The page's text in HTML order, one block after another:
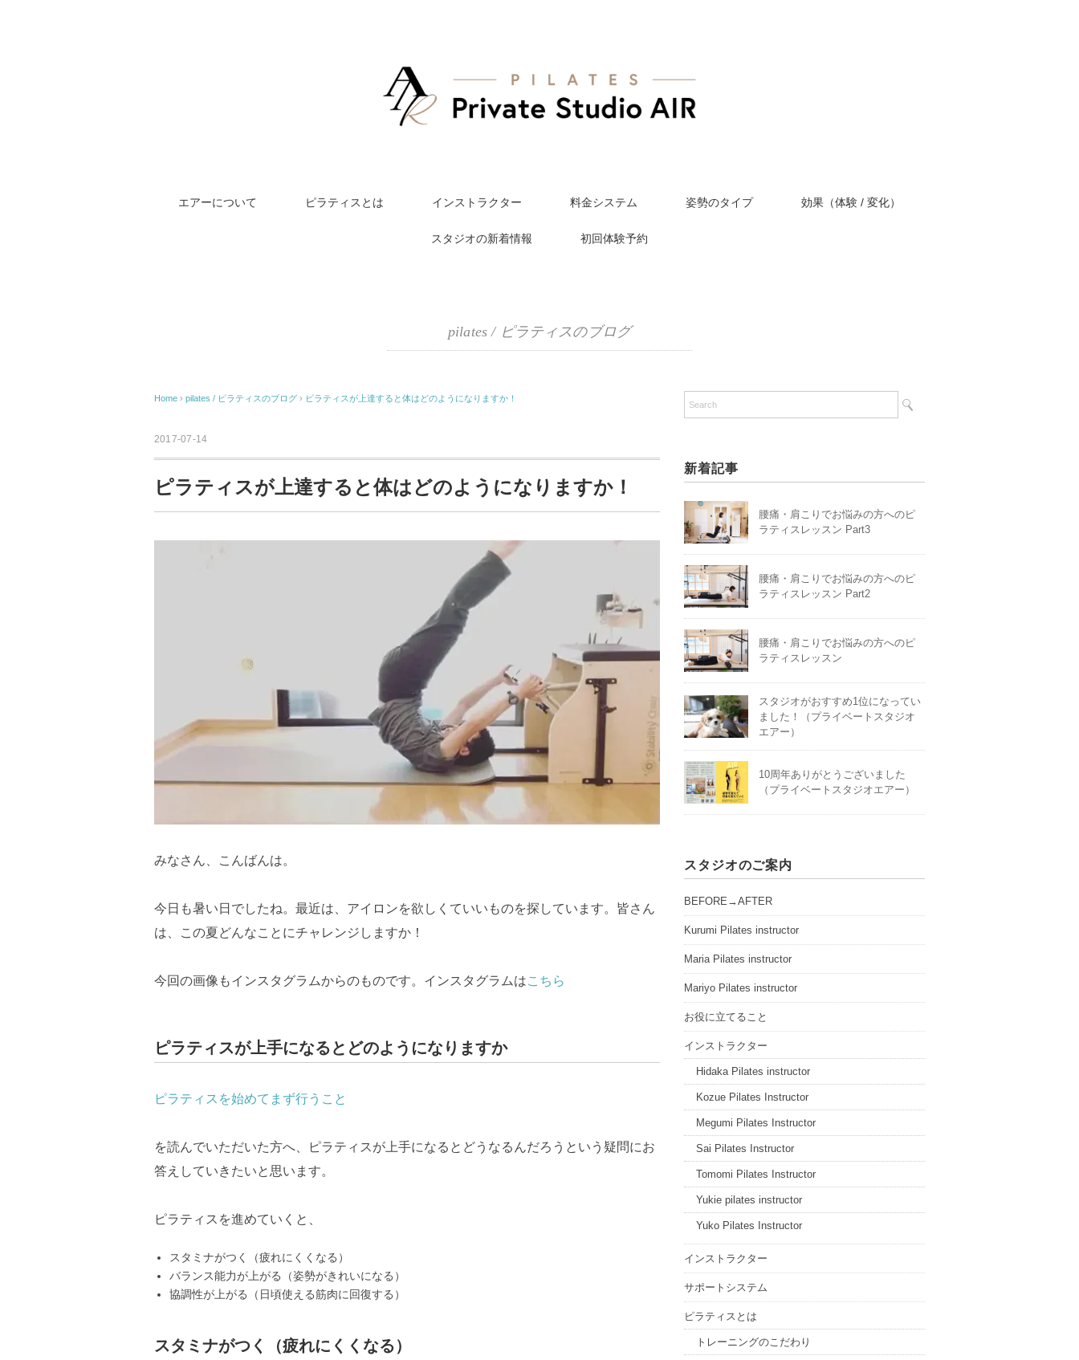
エアーについて ピラティスとは インストラクター 料金システム 姿勢のタイプ 効果（体験 / 変化）
スタジオの新着情報 初回体験予約
pilates / ピラティスのブログ
Home › pilates / ピラティスのブログ › ピラティスが上達すると体はどのようになりますか！
2017-07-14
ピラティスが上達すると体はどのようになりますか！
みなさん、こんばんは。
今日も暑い日でしたね。最近は、アイロンを欲しくていいものを探しています。皆さん
は、この夏どんなことにチャレンジしますか！
今回の画像もインスタグラムからのものです。インスタグラムはこちら
ピラティスが上手になるとどのようになりますか
ピラティスを始めてまず行うこと
を読んでいただいた方へ、ピラティスが上手になるとどうなるんだろうという疑問にお
答えしていきたいと思います。
ピラティスを進めていくと、
スタミナがつく（疲れにくくなる）
バランス能力が上がる（姿勢がきれいになる）
協調性が上がる（日頃使える筋肉に回復する）
スタミナがつく（疲れにくくなる）
新着記事
腰痛・肩こりでお悩みの方へのピ
ラティスレッスン Part3
腰痛・肩こりでお悩みの方へのピ
ラティスレッスン Part2
腰痛・肩こりでお悩みの方へのピ
ラティスレッスン
スタジオがおすすめ1位になってい
ました！（プライベートスタジオ
エアー）
10周年ありがとうございました
（プライベートスタジオエアー）
スタジオのご案内
BEFORE→AFTER
Kurumi Pilates instructor
Maria Pilates instructor
Mariyo Pilates instructor
お役に立てること
インストラクター
Hidaka Pilates instructor
Kozue Pilates Instructor
Megumi Pilates Instructor
Sai Pilates Instructor
Tomomi Pilates Instructor
Yukie pilates instructor
Yuko Pilates Instructor
インストラクター
サポートシステム
ピラティスとは
トレーニングのこだわり